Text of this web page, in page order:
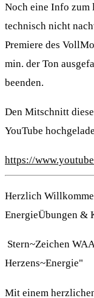
Noch eine Info zum
technisch nicht
Premiere des
min. der Ton
beenden.
Den Mitschnitt
YouTube
https://
Herzlich
EnergieÜbungen &
Stern~Zeichen
Herzens~Energie"
Mit einem